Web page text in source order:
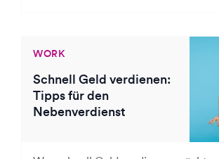
WORK
Schnell Geld verdienen:
Tipps für den
Nebenverdienst